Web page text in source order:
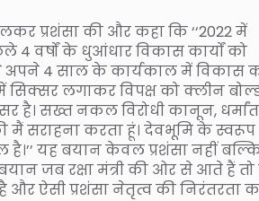
प्रशंसा की और कहा कि ‘‘2022 में
4 वर्षों के धुआंधार विकास कार्यों को
अपने 4 साल के कार्यकाल में विकास
सिक्सर लगाकर विपक्ष को क्लीन
है। सख्त नकल विरोधी कानून,
मैं सराहना करता हूं। देवभूमि के
यह बयान केवल प्रशंसा नहीं
जब रक्षा मंत्री की ओर से आते हैं
और ऐसी प्रशंसा नेतृत्व की निरंतरता